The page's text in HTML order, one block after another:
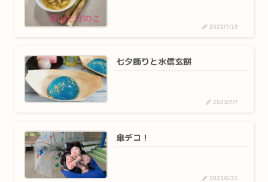
2023/7/19
七夕飾りと水信玄餅
2023/7/7
傘デコ！
2023/6/21